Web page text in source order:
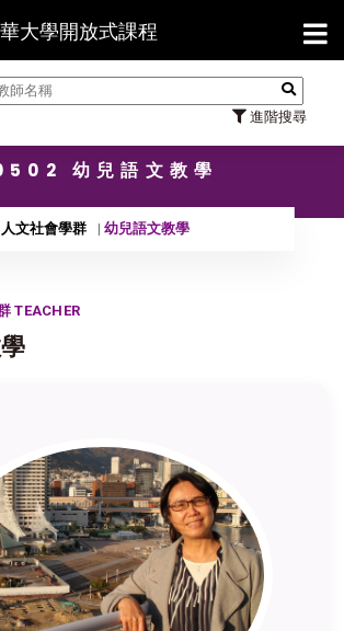
大學開放式課程
進階搜尋
【7/
幼兒語文教學
人文社會學群 幼兒語文教學
TEACHER